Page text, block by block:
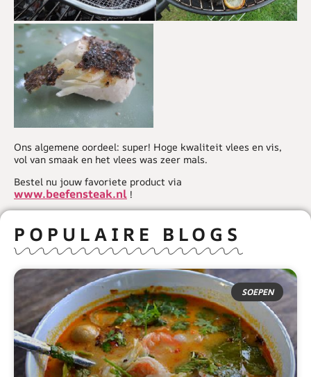
Ons algemene oordeel: super! Hoge kwaliteit vlees en vis,
vol van smaak en het vlees was zeer mals.
Bestel nu jouw favoriete product via
www.beefensteak.nl !
POPULAIRE BLOGS
SOEPEN